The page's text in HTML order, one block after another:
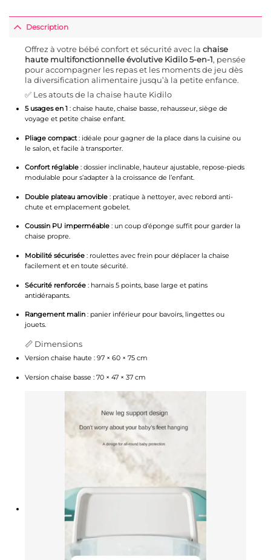
Description
Offrez à votre bébé confort et sécurité avec la chaise
haute multifonctionnelleévolutive Kidilo 5-en-1, pensée
pour accompagner les repas et les moments de jeu dès
la diversification alimentaire jusqu’à la petite enfance.
✅ Les atouts de la chaise haute Kidilo
5 usages en 1: chaise haute, chaise basse, rehausseur, siège de
voyage et petite chaise enfant.
Pliage compact: idéale pour gagner de la place dans la cuisine ou
le salon, et facile à transporter.
Confort réglable: dossier inclinable, hauteur ajustable, repose-pieds
modulable pour s’adapter à la croissance de l’enfant.
Double plateau amovible: pratique à nettoyer, avec rebord anti-
chute et emplacement gobelet.
Coussin PU imperméable: un coup d’éponge suffit pour garder la
chaise propre.
Mobilité sécurisée: roulettes avec frein pour déplacer la chaise
facilement et en toute sécurité.
Sécurité renforcée: harnais 5 points, base large et patins
antidérapants.
Rangement malin: panier inférieur pour bavoirs, lingettes ou
jouets.
📏 Dimensions
Version chaise haute : 97 × 60 × 75 cm
Version chaise basse : 70 × 47 × 37 cm